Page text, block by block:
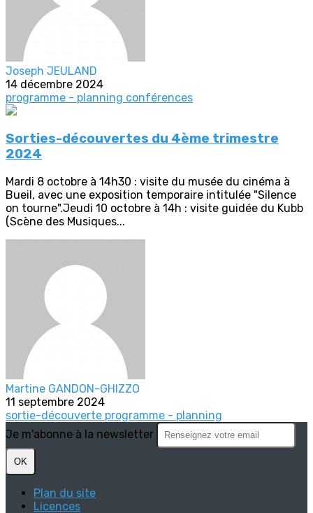
Joseph JEULAND
14 décembre 2024
programme - planning conférences
Sorties-découvertes du 4ème trimestre
2024
Mardi 8 octobre à 14h30 : visite du musée du cinéma à
Bueil, avec une exposition temporaire intitulée "Silence
on tourne".Jeudi 10 octobre à 14h : visite guidée du Kubb
(Scène des Musiques...
Martine GANDON-GHIZZO
11 septembre 2024
sortie-découverte programme - planning
Je m'abonne à la newsletter
OK
Plan du site
Licences